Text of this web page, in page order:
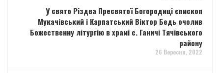
У свято Різдва Пресвятої Богородиці єпископ
Мукачівський і Карпатський Віктор Бедь очолив
Божественну літургію в храмі с. Ганичі Тячівського
району
26 Вересня, 2022